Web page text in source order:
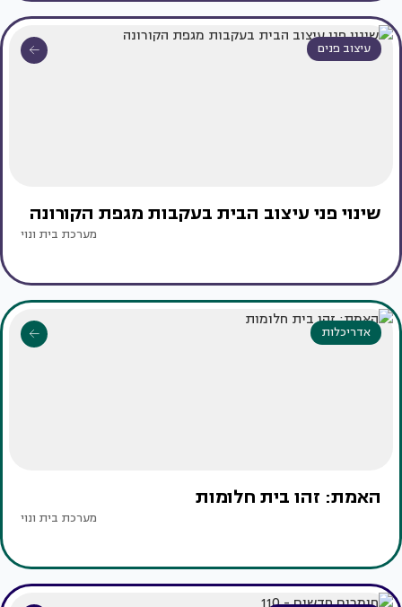
עיצוב פנים
שינוי פני עיצוב הבית בעקבות מגפת הקורונה
מערכת בית ונוי
אדריכלות
האמת: זהו בית חלומות
מערכת בית ונוי